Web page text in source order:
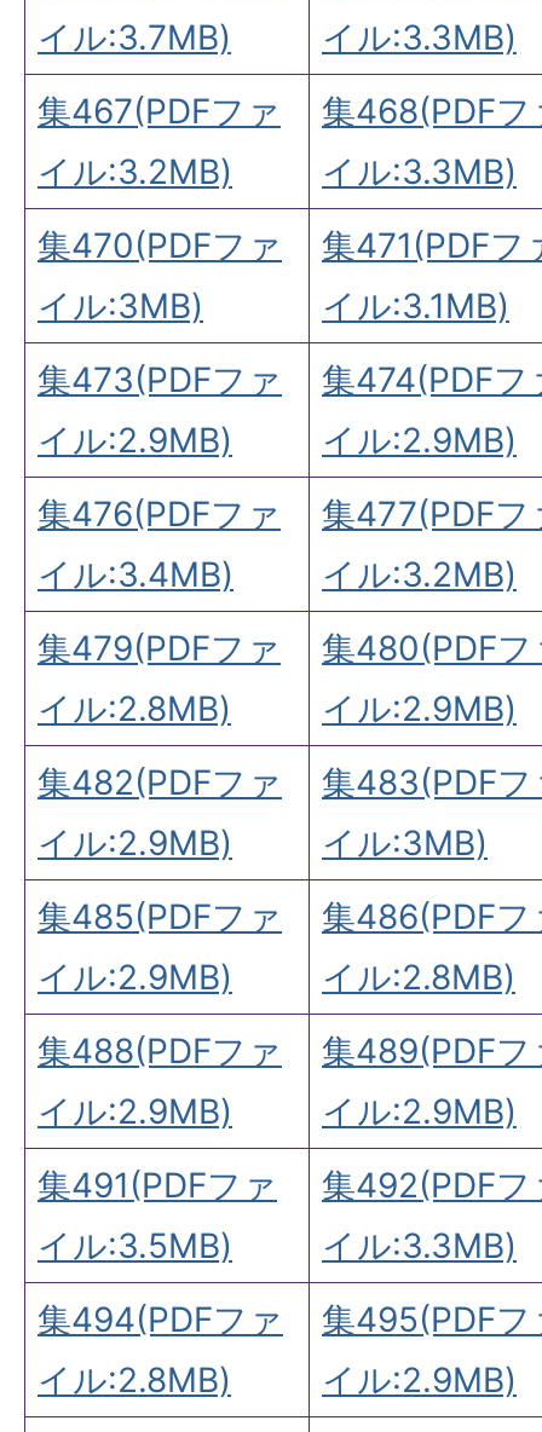
イル:3.7MB)
イル:3.3MB)
集467(PDFファ
イル:3.2MB)
集468(PDFフ
イル:3.3MB)
集470(PDFファ
イル:3MB)
集471(PDFフ
イル:3.1MB)
集473(PDFファ
イル:2.9MB)
集474(PDFフ
イル:2.9MB)
集476(PDFファ
イル:3.4MB)
集477(PDFフ
イル:3.2MB)
集479(PDFファ
イル:2.8MB)
集480(PDFフ
イル:2.9MB)
集482(PDFファ
イル:2.9MB)
集483(PDFフ
イル:3MB)
集485(PDFファ
イル:2.9MB)
集486(PDFフ
イル:2.8MB)
集488(PDFファ
イル:2.9MB)
集489(PDFフ
イル:2.9MB)
集491(PDFファ
イル:3.5MB)
集492(PDFフ
イル:3.3MB)
集494(PDFファ
イル:2.8MB)
集495(PDFフ
イル:2.9MB)